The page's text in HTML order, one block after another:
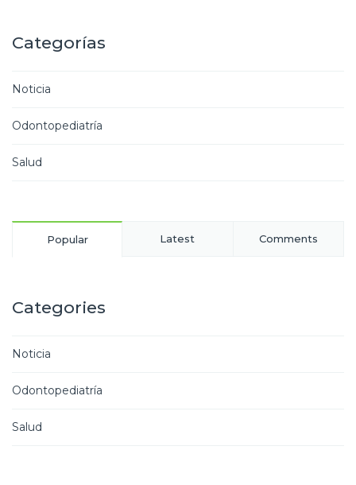
Categorías
Noticia
Odontopediatría
Salud
Popular Latest Comments
Categories
Noticia
Odontopediatría
Salud